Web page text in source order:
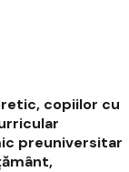
copiilor cu
preuniversitar